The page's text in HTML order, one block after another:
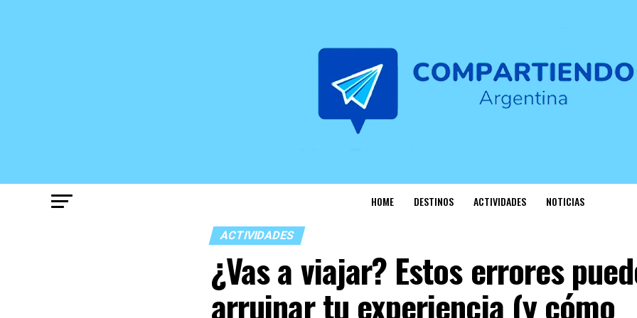
HOME DESTINOS ACTIVIDADES NOTICIAS
ACTIVIDADES
¿Vas a viajar? Estos errores
arruinar tu experiencia (y cómo